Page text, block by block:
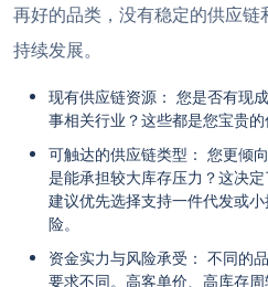
再好的品类，没有稳定的供应
持续发展。
现有供应链资源： 您是否有现
事相关行业？这些都是您宝贵的
可触达的供应链类型： 您更倾
是能承担较大库存压力？这决
建议优先选择支持一件代发或
险。
资金实力与风险承受： 不同的
要求不同。高客单价、高库存